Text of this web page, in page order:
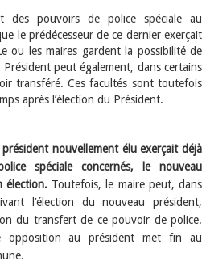
des pouvoirs de police spéciale au
le prédécesseur de ce dernier exerçait
ou les maires gardent la possibilité de
peut également, dans certains
transféré. Ces facultés sont toutefois
après l’élection du Président.
nouvellement élu exerçait déjà
spéciale concernés, le nouveau
élection. Toutefois, le maire peut, dans
l’élection du nouveau président,
du transfert de ce pouvoir de police.
opposition au président met fin au